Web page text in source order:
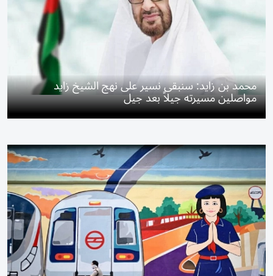
محمد بن زايد: سنبقى نسير على نهج الشيخ زايد
مواصلين مسيرته جيلاً بعد جيل